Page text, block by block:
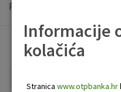
Popis uplatno-isplatnih
Lista poslovnica i
Informacije
kolačića
Stranica www.otpbanka.hr